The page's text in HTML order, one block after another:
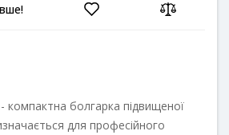
- компактна болгарка підвищеної
для професійного